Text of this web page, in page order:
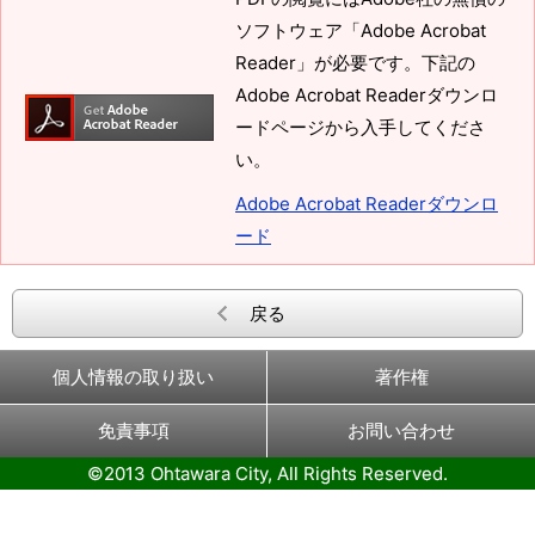
ソフトウェア「Adobe Acrobat
Reader」が必要です。下記の
Adobe Acrobat Readerダウンロ
ードページから入手してくださ
い。
Adobe Acrobat Readerダウンロ
ード
戻る
個人情報の取り扱い 著作権
免責事項
お問い合わせ
©2013 Ohtawara City, All Rights Reserved.